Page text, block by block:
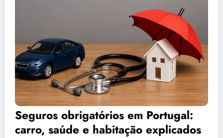
Seguros obrigatórios em Portugal:
carro, saúde e habitação explicados